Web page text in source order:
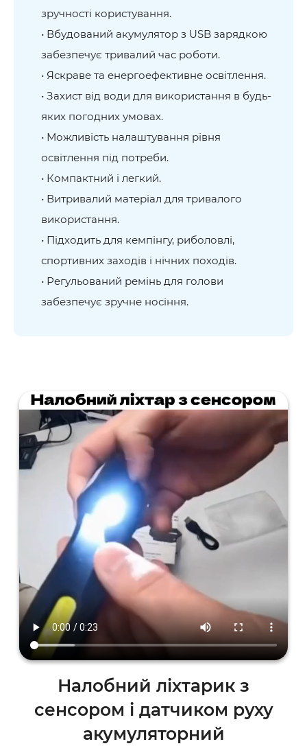
зручності користування.
• Вбудований акумулятор з USB зарядкою
забезпечує тривалий час роботи.
• Яскраве та енергоефективне освітлення.
• Захист від води для використання в будь-
яких погодних умовах.
• Можливість налаштування рівня
освітлення під потреби.
• Компактний і легкий.
• Витривалий матеріал для тривалого
використання.
• Підходить для кемпінгу, риболовлі,
спортивних заходів і нічних походів.
• Регульований ремінь для голови
забезпечує зручне носіння.
Налобний ліхтарик з
сенсором і датчиком руху
акумуляторний